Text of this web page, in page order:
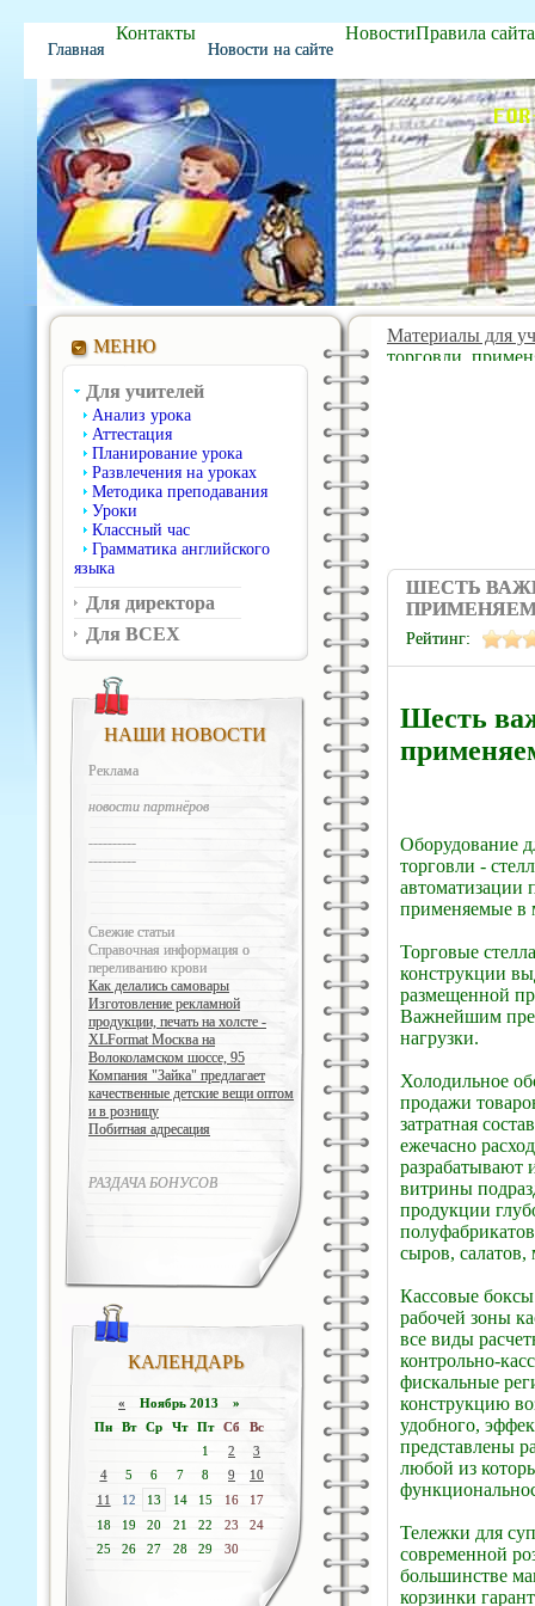
Главная
Контакты
Новости на сайте
НовостиПравила сайта
ПОИГРАТЬ
МЕНЮ
Для учителей
Анализ урока
Аттестация
Планирование урока
Развлечения на уроках
Методика преподавания
Уроки
Классный час
Грамматика английского
языка
Для директора
Для ВСЕХ
НАШИ НОВОСТИ
Реклама
новости партнёров
----------
----------
Свежие статьи
Справочная информация о
переливанию крови
Как делались самовары
Изготовление рекламной
продукции, печать на холсте -
XLFormat Москва на
Волоколамском шоссе, 95
Компания "Зайка" предлагает
качественные детские вещи оптом
и в розницу
Побитная адресация
РАЗДАЧА БОНУСОВ
КАЛЕНДАРЬ
« Ноябрь 2013 »
Пн
Вт Ср Чт Пт Сб
Вс
1
2
3
4
5 6 7 8 9
10
11
12 13 14 15 16
17
18
19 20 21 22 23
24
25
26 27 28 29 30
Материалы для
торговли,
ШЕСТЬ
Рейтинг:
Шесть
Оборудование
торговли -
автоматизации
применяемые в
Торговые
конструкции
размещенной
Важнейшим
нагрузки.
Холодильное
продажи
затратная
ежечасно
разрабатывают
витрины
продукции
сыров,
Кассовые
рабочей зоны
все виды
контрольно-
фискальные
конструкцию
удобного,
представлены
любой из
Тележки для
современной
большинстве
корзинки